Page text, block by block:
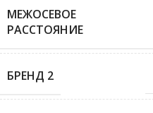
МЕЖОСЕВОЕ
РАССТОЯНИЕ
БРЕНД 2